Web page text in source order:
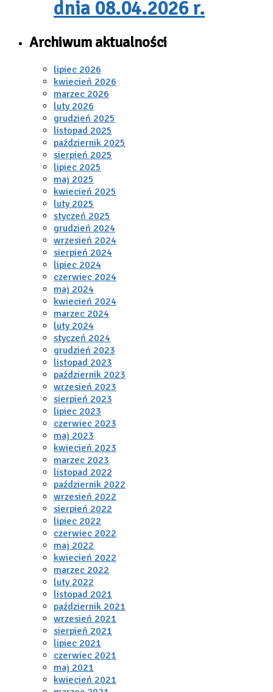
dnia 08.04.2026 r.
Archiwum aktualności
lipiec 2026
kwiecień 2026
marzec 2026
luty 2026
grudzień 2025
listopad 2025
październik 2025
sierpień 2025
lipiec 2025
maj 2025
kwiecień 2025
luty 2025
styczeń 2025
grudzień 2024
wrzesień 2024
sierpień 2024
lipiec 2024
czerwiec 2024
maj 2024
kwiecień 2024
marzec 2024
luty 2024
styczeń 2024
grudzień 2023
listopad 2023
październik 2023
wrzesień 2023
sierpień 2023
lipiec 2023
czerwiec 2023
maj 2023
kwiecień 2023
marzec 2023
listopad 2022
październik 2022
wrzesień 2022
sierpień 2022
lipiec 2022
czerwiec 2022
maj 2022
kwiecień 2022
marzec 2022
luty 2022
listopad 2021
październik 2021
wrzesień 2021
sierpień 2021
lipiec 2021
czerwiec 2021
maj 2021
kwiecień 2021